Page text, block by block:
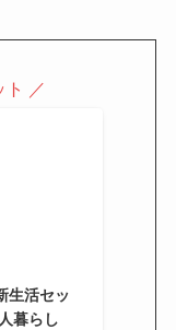
ト ／
生活セッ
暮らし